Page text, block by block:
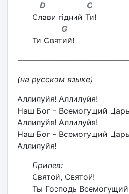
D C
Слави гідний Ти!
G
Ти Святий!
(на русском языке)
Аллилуйя! Аллилуйя!
Наш Бог – Всемогущий
Аллилуйя! Аллилуйя!
Наш Бог – Всемогущий
Аллилуйя!
Припев:
Святой, Святой!
Ты Господь Всемогущий!